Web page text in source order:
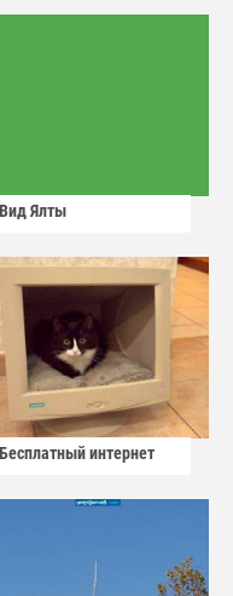
Вид Ялты
Бесплатный интернет